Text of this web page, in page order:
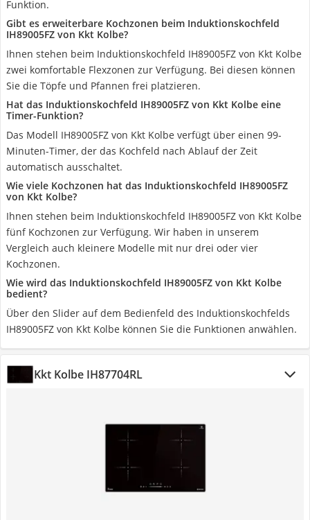
Funktion.
Gibt es erweiterbare Kochzonen beim Induktionskochfeld
IH89005FZ von Kkt Kolbe?
Ihnen stehen beim Induktionskochfeld IH89005FZ von Kkt Kolbe
zwei komfortable Flexzonen zur Verfügung. Bei diesen können
Sie die Töpfe und Pfannen frei platzieren.
Hat das Induktionskochfeld IH89005FZ von Kkt Kolbe eine
Timer-Funktion?
Das Modell IH89005FZ von Kkt Kolbe verfügt über einen 99-
Minuten-Timer, der das Kochfeld nach Ablauf der Zeit
automatisch ausschaltet.
Wie viele Kochzonen hat das Induktionskochfeld IH89005FZ
von Kkt Kolbe?
Ihnen stehen beim Induktionskochfeld IH89005FZ von Kkt Kolbe
fünf Kochzonen zur Verfügung. Wir haben in unserem
Vergleich auch kleinere Modelle mit nur drei oder vier
Kochzonen.
Wie wird das Induktionskochfeld IH89005FZ von Kkt Kolbe
bedient?
Über den Slider auf dem Bedienfeld des Induktionskochfelds
IH89005FZ von Kkt Kolbe können Sie die Funktionen anwählen.
Kkt Kolbe IH87704RL